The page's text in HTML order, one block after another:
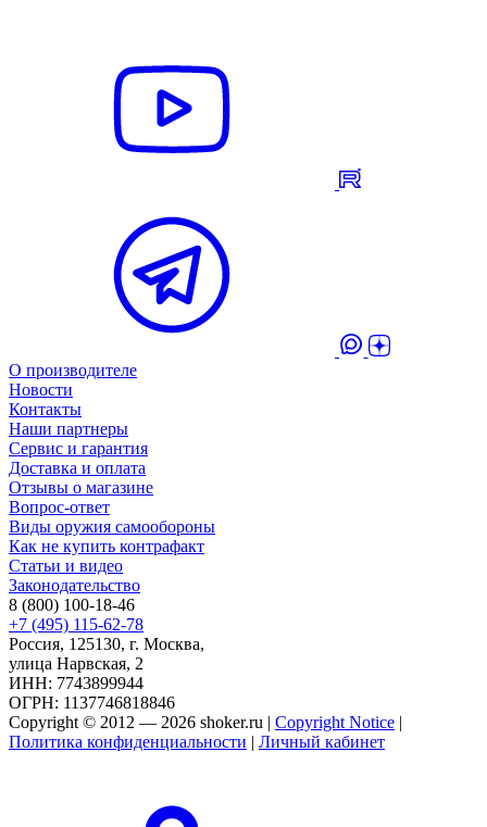
О производителе
Новости
Контакты
Наши партнеры
Сервис и гарантия
Доставка и оплата
Отзывы о магазине
Вопрос-ответ
Виды оружия самообороны
Как не купить контрафакт
Статьи и видео
Законодательство
8 (800) 100-18-46
+7 (495) 115-62-78
Россия, 125130, г. Москва,
улица Нарвская, 2
ИНН: 7743899944
ОГРН: 1137746818846
Copyright © 2012 — 2026 shoker.ru | Copyright Notice |
Политика конфиденциальности | Личный кабинет